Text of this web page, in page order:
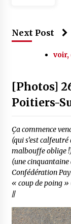
Next Post
voir,
[Photos]
Poitiers-
Ça commence
(qui s’est
malbouffe oblige
(une cinquantaine
Confédération
« coup de poing »
//